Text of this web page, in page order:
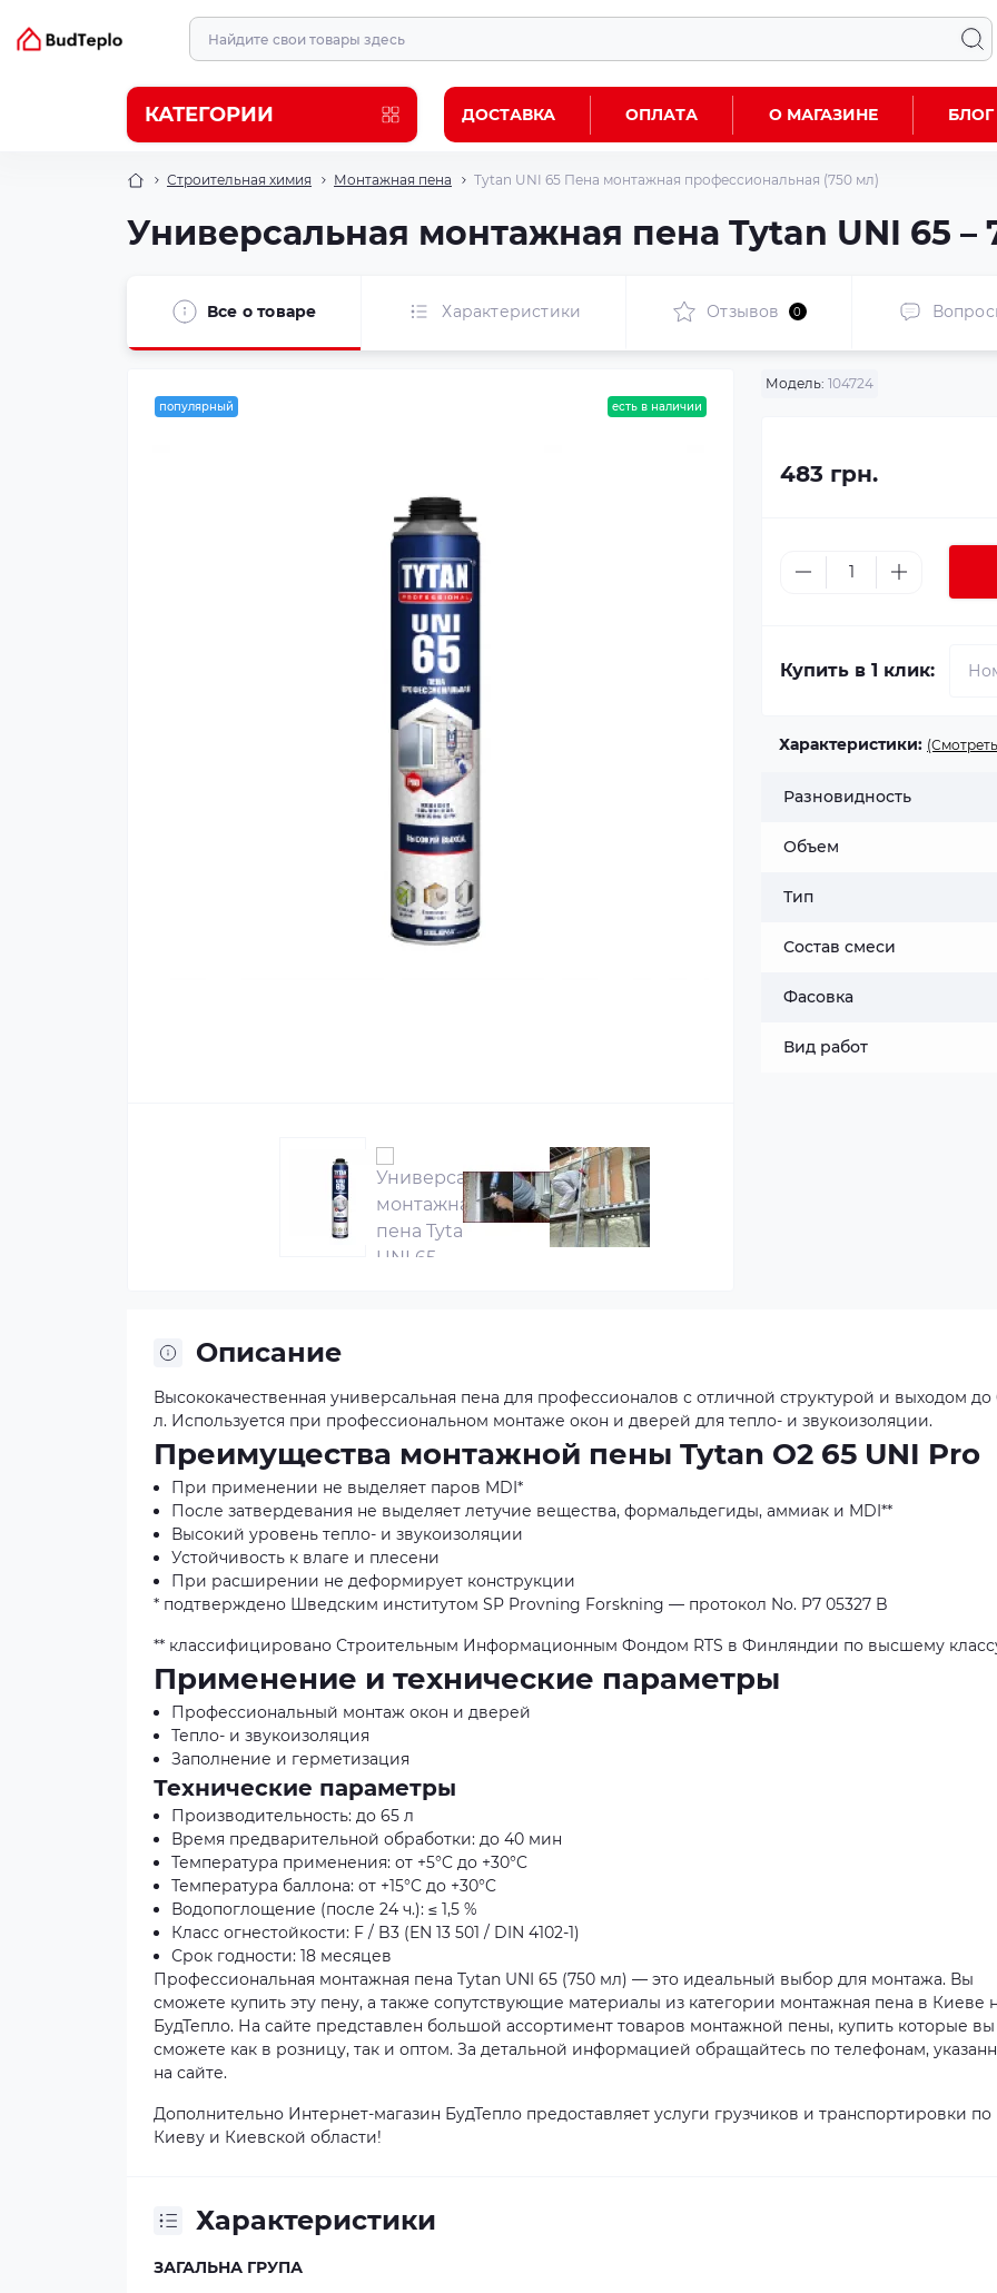
КАТЕГОРИИ ДОСТАВКА ОПЛАТА О МАГАЗИНЕ БЛОГ
Строительная химия Монтажная пена Tytan UNI 65 Пена монтажная профессиональная (750 мл)
Универсальная монтажная пена Tytan UNI 65 –
Все о товаре Характеристики Отзывов 0
популярный есть в наличии
Модель: 104724
483 грн.
Купить в 1 клик:
Характеристики:
Разновидность
Объем
Тип
Состав смеси
Фасовка
Вид работ
Описание
Высококачественная универсальная пена для профессионалов с отличной структурой и выходом до
л. Используется при профессиональном монтаже окон и дверей для тепло- и звукоизоляции.
Преимущества монтажной пены Tytan О2 65 UNI Pro
При применении не выделяет паров MDI*
После затвердевания не выделяет летучие вещества, формальдегиды, аммиак и MDI**
Высокий уровень тепло- и звукоизоляции
Устойчивость к влаге и плесени
При расширении не деформирует конструкции
* подтверждено Шведским институтом SP Provning Forskning — протокол No. P7 05327 B
** классифицировано Строительным Информационным Фондом RTS в Финляндии по высшему
Применение и технические параметры
Профессиональный монтаж окон и дверей
Тепло- и звукоизоляция
Заполнение и герметизация
Технические параметры
Производительность: до 65 л
Время предварительной обработки: до 40 мин
Температура применения: от +5°C до +30°C
Температура баллона: от +15°C до +30°C
Водопоглощение (после 24 ч.): ≤ 1,5 %
Класс огнестойкости: F / B3 (EN 13 501 / DIN 4102-1)
Срок годности: 18 месяцев
Профессиональная монтажная пена Tytan UNI 65 (750 мл) — это идеальный выбор для монтажа. Вы
сможете купить эту пену, а также сопутствующие материалы из категории монтажная пена в Киеве
БудТепло. На сайте представлен большой ассортимент товаров монтажной пены, купить которые вы
сможете как в розницу, так и оптом. За детальной информацией обращайтесь по телефонам,
на сайте.
Дополнительно Интернет-магазин БудТепло предоставляет услуги грузчиков и транспортировки по
Киеву и Киевской области!
Характеристики
ЗАГАЛЬНА ГРУПА